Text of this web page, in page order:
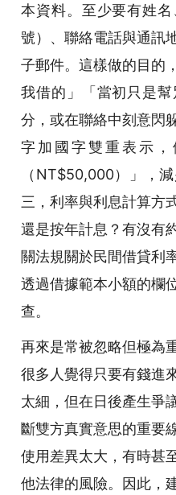
本資料。至少要有姓
號）、聯絡電話與通訊
子郵件。這樣做的目的
我借的」「當初只是
分，或在聯絡中刻意閃
字加國字雙重表示
（NT$50,000）」，
三，利率與利息計算方
還是按年計息？有沒有
關法規關於民間借貸利
透過借據範本小額的欄
查。
再來是常被忽略但極為
很多人覺得只要有錢進
太細，但在日後產生爭
斷雙方真實意思的重要
使用差異太大，有時甚
他法律的風險。因此，